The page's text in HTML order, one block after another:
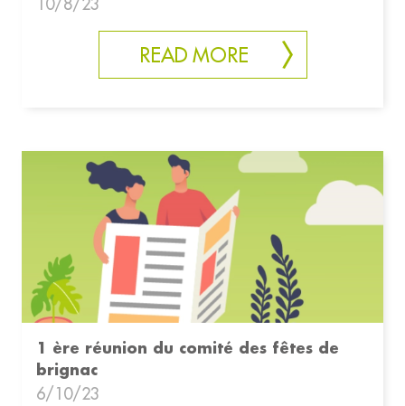
10/8/23
READ MORE
1 ère réunion du comité des fêtes de
brignac
6/10/23